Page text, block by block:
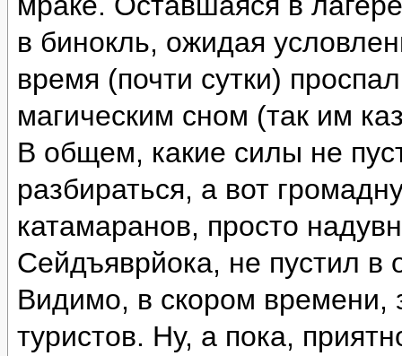
в бинокль, ожидая
время (почти сутки)
магическим сном (так им
В общем, какие силы не
разбираться, а вот
катамаранов, просто
Сейдъяврйока, не пустил в
Видимо, в скором времени,
туристов. Ну, а пока,